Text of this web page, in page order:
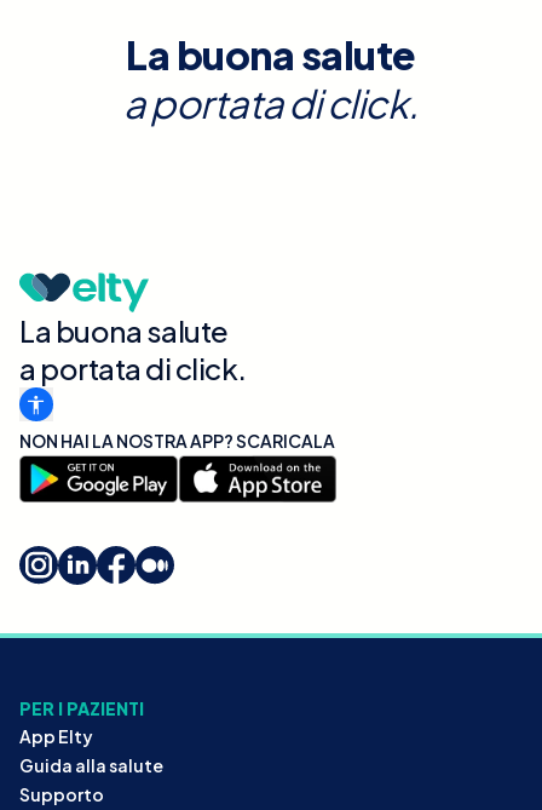
La buona salute
a portata di click.
La buona salute
a portata di click.
NON HAI LA NOSTRA APP? SCARICALA
PER I PAZIENTI
App Elty
Guida alla salute
Supporto